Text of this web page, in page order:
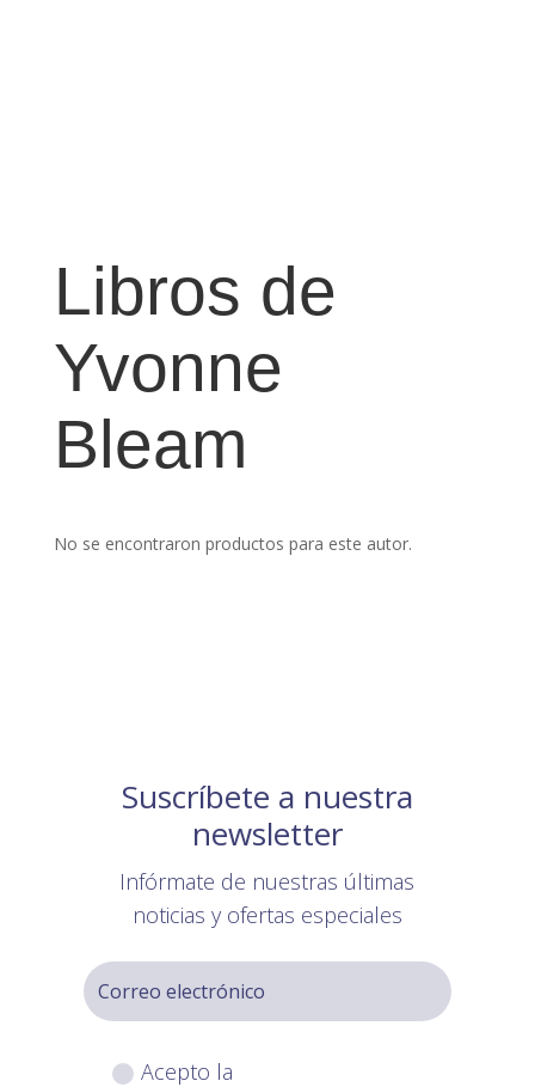
Libros de
Yvonne
Bleam
No se encontraron productos para este autor.
Suscríbete a nuestra
newsletter
Infórmate de nuestras últimas
noticias y ofertas especiales
Acepto la